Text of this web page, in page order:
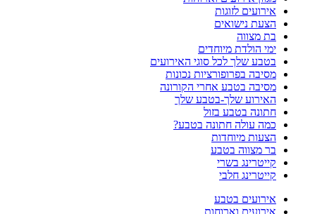
אירועים לזוגות
הצעת נישואים
בת מצווה
ימי הולדת מיוחדים
בטבע שלך לכל סוגי האירועים
מסיבה בפרופורציות נכונות
מסיבה בטבע אחרי הקורונה
האירוע שלך-בטבע שלך
חתונה בטבע בזול
כמה עולה חתונה בטבע?
הצעות מיוחדות
בר מצווה בטבע
קייטרינג בשרי
קייטרינג חלבי
אירועים בטבע
אירועים וארוחות